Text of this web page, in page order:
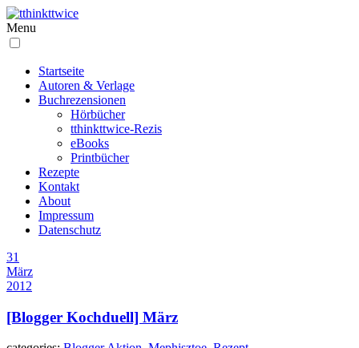
Menu
Startseite
Autoren & Verlage
Buchrezensionen
Hörbücher
tthinkttwice-Rezis
eBooks
Printbücher
Rezepte
Kontakt
About
Impressum
Datenschutz
31
März
2012
[Blogger Kochduell] März